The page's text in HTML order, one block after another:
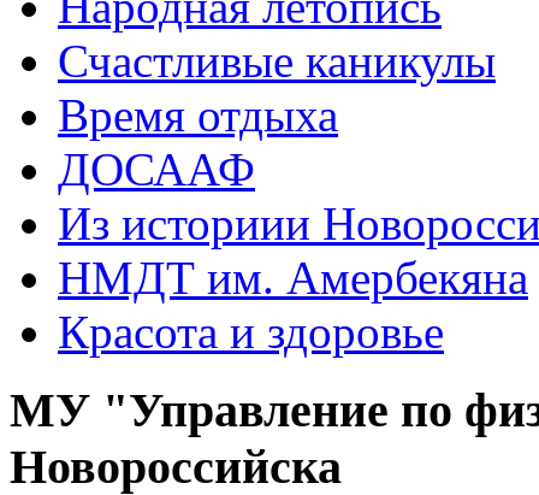
Счастливые каникулы
Время отдыха
ДОСААФ
Из историии
НМДТ им. Амербекяна
Красота и здоровье
МУ "Управление по
Новороссийска